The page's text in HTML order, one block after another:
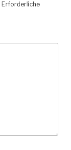
Erforderliche